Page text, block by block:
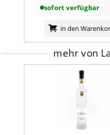
sofort verfügbar
in den
mehr von